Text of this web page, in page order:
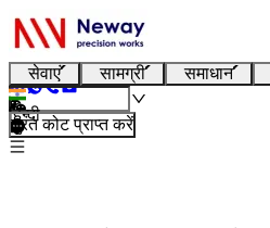
सेवाएं सामग्री समाधान
हिन्दी
तुरंत कोट प्राप्त करें